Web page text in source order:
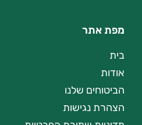
מפת אתר
בית
אודות
הביטוחים שלנו
הצהרת נגישות